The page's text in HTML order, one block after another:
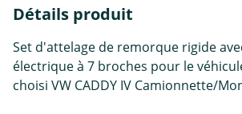
Détails produit
Set d'attelage de remorque rigide
électrique à 7 broches pour le
choisi VW CADDY IV Camionnette/